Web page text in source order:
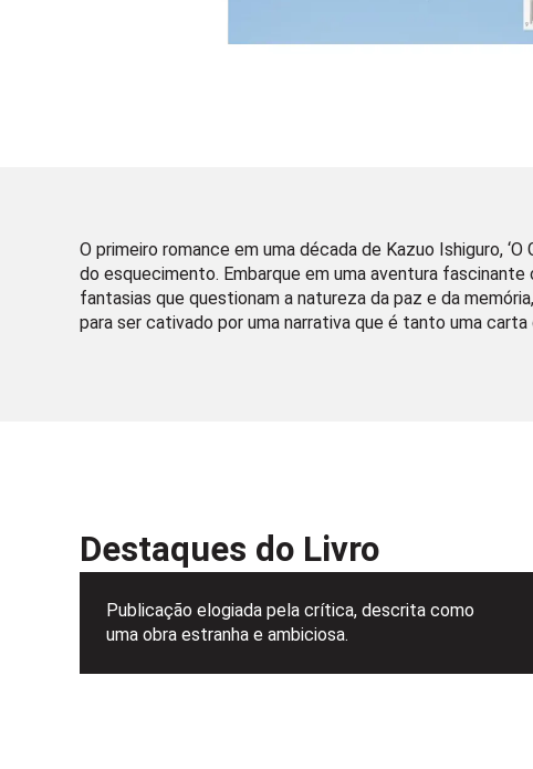
O primeiro romance em uma década de Kazuo Ishiguro,
do esquecimento. Embarque em uma aventura
fantasias que questionam a natureza da paz e da
para ser cativado por uma narrativa que é tanto uma
Destaques do Livro
Publicação elogiada pela crítica, descrita como
uma obra estranha e ambiciosa.